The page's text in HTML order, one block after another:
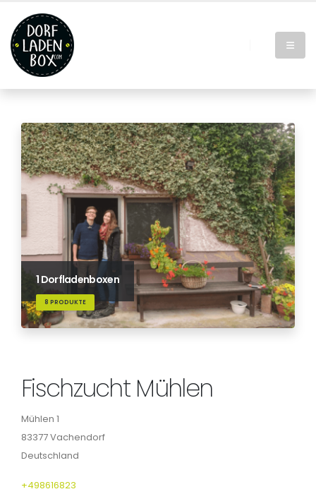
1 Dorfladenboxen
8 PRODUKTE
Fischzucht Mühlen
Mühlen 1
83377 Vachendorf
Deutschland
+498616823